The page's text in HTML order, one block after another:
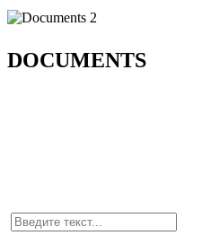
DOCUMENTS